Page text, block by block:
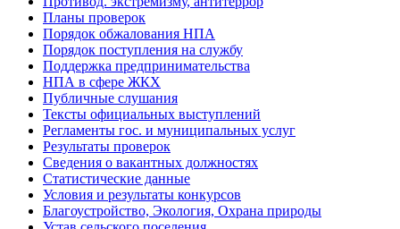
Планы проверок
Порядок обжалования НПА
Порядок поступления на службу
Поддержка предпринимательства
НПА в сфере ЖКХ
Публичные слушания
Тексты официальных выступлений
Регламенты гос. и муниципальных услуг
Результаты проверок
Сведения о вакантных должностях
Статистические данные
Условия и результаты конкурсов
Благоустройство, Экология, Охрана природы